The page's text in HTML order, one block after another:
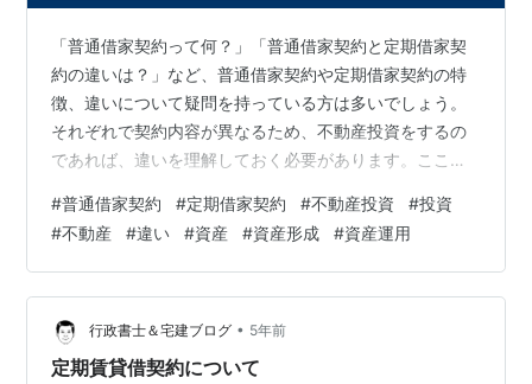
「普通借家契約って何？」「普通借家契約と定期借家契
約の違いは？」など、普通借家契約や定期借家契約の特
徴、違いについて疑問を持っている方は多いでしょう。
それぞれで契約内容が異なるため、不動産投資をするの
であれば、違いを理解しておく必要があります。ここで
ています。不動産投資に興味がある方は、参考にしてく
ださい。 www.select-invest.jp
#普通借家契約 #定期借家契約 #不動産投資 #投資
#不動産 #違い #資産 #資産形成 #資産運用
行政書士＆宅建ブログ • 5年前
定期賃貸借契約について